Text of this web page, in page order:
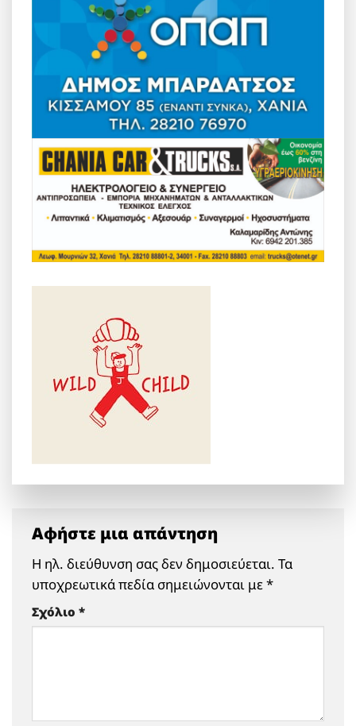
Αφήστε μια απάντηση
Η ηλ. διεύθυνση σας δεν δημοσιεύεται. Τα
υποχρεωτικά πεδία σημειώνονται με*
Σχόλιο *